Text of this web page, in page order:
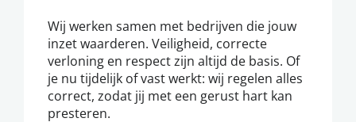
Wij werken samen met bedrijven die jouw
inzet waarderen. Veiligheid, correcte
verloning en respect zijn altijd de basis. Of
je nu tijdelijk of vast werkt: wij regelen alles
correct, zodat jij met een gerust hart kan
presteren.